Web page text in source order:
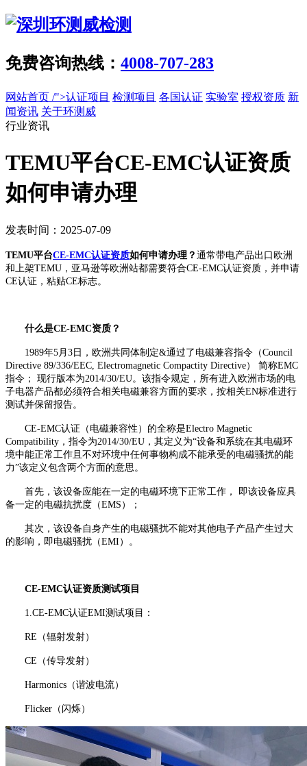
免费咨询热线： 4008-707-283
网站首页 /">认证项目 检测项目 各国认证 实验室 授权资质 新
闻资讯 关于环测威
行业资讯
TEMU平台CE-EMC认证资质
如何申请办理
发表时间：2025-07-09
TEMU平台CE-EMC认证资质如何申请办理？ 通常带电产品出口欧洲
和上架TEMU，亚马逊等欧洲站都需要符合CE-EMC认证资质，并申请
CE认证，粘贴CE标志。
什么是CE-EMC资质？
1989年5月3日，欧洲共同体制定&通过了电磁兼容指令（Council
Directive 89/336/EEC, Electromagnetic Compactity Directive） 简称EMC
指令； 现行版本为2014/30/EU。该指令规定，所有进入欧洲市场的电
子电器产品都必须符合相关电磁兼容方面的要求，按相关EN标准进行
测试并保留报告。
CE-EMC认证（电磁兼容性）的全称是Electro Magnetic
Compatibility，指令为2014/30/EU，其定义为“设备和系统在其电磁环
境中能正常工作且不对环境中任何事物构成不能承受的电磁骚扰的能
力”该定义包含两个方面的意思。
首先，该设备应能在一定的电磁环境下正常工作， 即该设备应具
备一定的电磁抗扰度（EMS）；
其次，该设备自身产生的电磁骚扰不能对其他电子产品产生过大
的影响，即电磁骚扰（EMI）。
CE-EMC认证资质测试项目
1.CE-EMC认证EMI测试项目：
RE（辐射发射）
CE（传导发射）
Harmonics（谐波电流）
Flicker（闪烁）